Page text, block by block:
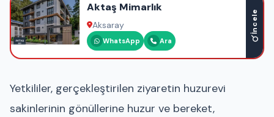
Aktaş Mimarlık
Aksaray
WhatsApp Ara
İncele
Yetkililer, gerçekleştirilen ziyaretin huzurevi
sakinlerinin gönüllerine huzur ve bereket,